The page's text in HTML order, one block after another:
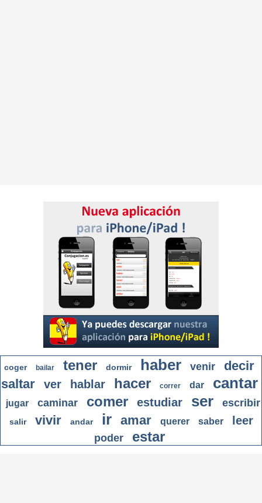
coger bailar tener dormir haber venir
decir
saltar
ver hablar hacer correr dar cantar
jugar caminar comer estudiar ser escribir
salir vivir andar ir amar querer saber leer
poder estar